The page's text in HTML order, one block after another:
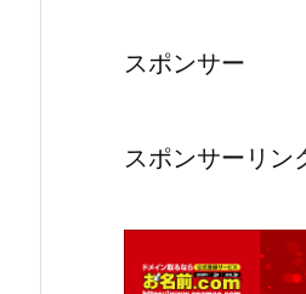
スポンサー
スポンサーリン